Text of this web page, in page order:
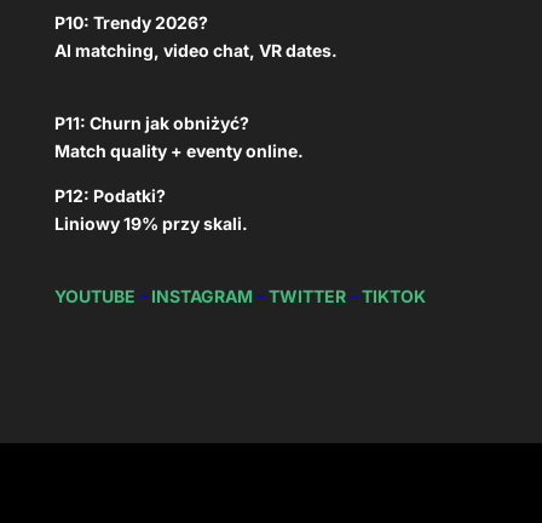
P10: Trendy 2026?
AI matching, video chat, VR dates.
P11: Churn jak obniżyć?
Match quality + eventy online.
P12: Podatki?
Liniowy 19% przy skali.
YOUTUBE – INSTAGRAM –TWITTER–TIKTOK